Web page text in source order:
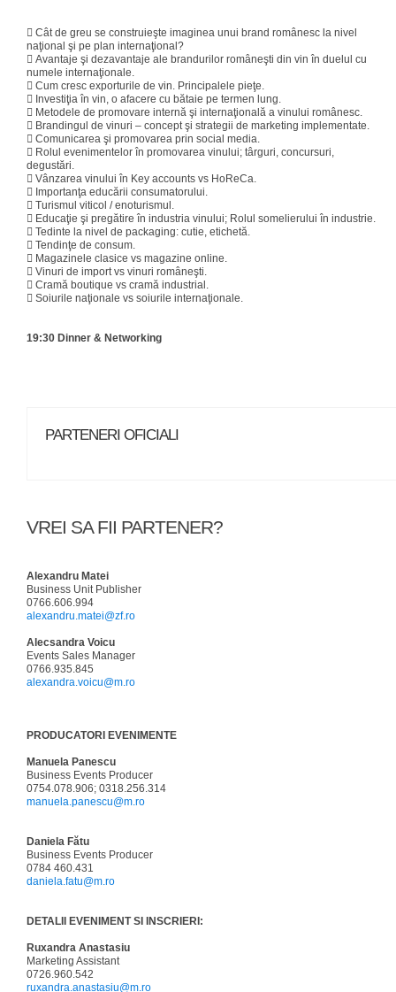
 Cât de greu se construieşte imaginea unui brand românesc la nivel
naţional şi pe plan internaţional?
 Avantaje şi dezavantaje ale brandurilor româneşti din vin în duelul cu
numele internaţionale.
 Cum cresc exporturile de vin. Principalele pieţe.
 Investiţia în vin, o afacere cu bătaie pe termen lung.
 Metodele de promovare internă şi internaţională a vinului românesc.
 Brandingul de vinuri – concept şi strategii de marketing implementate.
 Comunicarea şi promovarea prin social media.
 Rolul evenimentelor în promovarea vinului; târguri, concursuri,
degustări.
 Vânzarea vinului în Key accounts vs HoReCa.
 Importanţa educării consumatorului.
 Turismul viticol / enoturismul.
 Educaţie şi pregătire în industria vinului; Rolul somelierului în industrie.
 Tedinte la nivel de packaging: cutie, etichetă.
 Tendinţe de consum.
 Magazinele clasice vs magazine online.
 Vinuri de import vs vinuri româneşti.
 Cramă boutique vs cramă industrial.
 Soiurile naţionale vs soiurile internaţionale.
19:30 Dinner & Networking
PARTENERI OFICIALI
VREI SA FII PARTENER?
Alexandru Matei
Business Unit Publisher
0766.606.994
alexandru.matei@zf.ro
Alecsandra Voicu
Events Sales Manager
0766.935.845
alexandra.voicu@m.ro
PRODUCATORI EVENIMENTE
Manuela Panescu
Business Events Producer
0754.078.906; 0318.256.314
manuela.panescu@m.ro
Daniela Fătu
Business Events Producer
0784 460.431
daniela.fatu@m.ro
DETALII EVENIMENT SI INSCRIERI:
Ruxandra Anastasiu
Marketing Assistant
0726.960.542
ruxandra.anastasiu@m.ro